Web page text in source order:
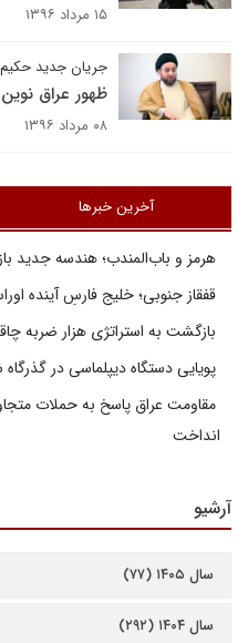
۱۵ مرداد ۱۳۹۶
جریان جدید
ظهور عراق نوین
۰۸ مرداد ۱۳۹۶
آخرین خبرها
هرمز و باب‌المندب؛ هندسه جدید
قفقاز جنوبی؛ خلیج فارسِ آینده
بازگشت به استراتژی هزار ضربه
پویایی دستگاه دیپلماسی در گذرگاه
مقاومت عراق پاسخ به حملات
انداخت
آرشیو
سال ۱۴۰۵ (۷۷)
سال ۱۴۰۴ (۲۹۲)